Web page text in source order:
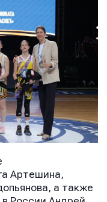
Артешина,
а также